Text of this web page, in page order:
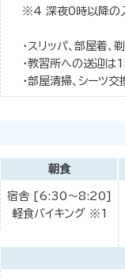
※4 深夜0時以降の
・スリッパ、部屋着、
・教習所への送迎は
・部屋清掃、シーツ交
朝食
宿舎 [6:30～8:20]
軽食バイキング ※1